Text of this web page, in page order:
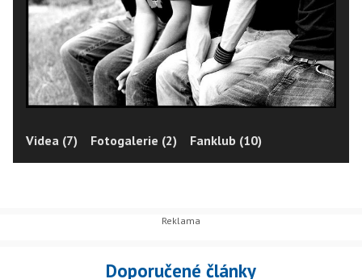
Videa (7) Fotogalerie (2) Fanklub (10)
Doporučené články